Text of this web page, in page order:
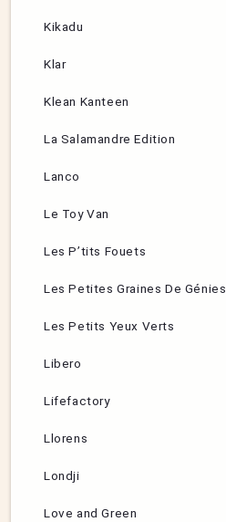
Kikadu
Klar
Klean Kanteen
La Salamandre Edition
Lanco
Le Toy Van
Les P’tits Fouets
Les Petites Graines De Génies
Les Petits Yeux Verts
Libero
Lifefactory
Llorens
Londji
Love and Green